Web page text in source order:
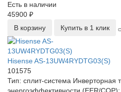
Есть в наличии
45900 ₽
В корзину
Купить в 1 клик
Hisense AS-13UW4RYDTG03(S)
101575
Тип: сплит-система Инверторная